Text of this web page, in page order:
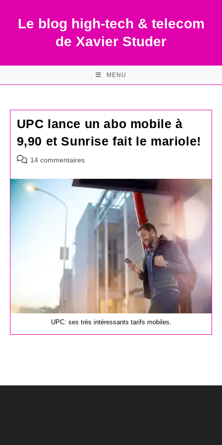
contentLe blog high-tech & telecom
de Xavier Studer
MENU
UPC lance un abo mobile à
9,90 et Sunrise fait le mariole!
Commentaires
la
publication :
14 commentaires
UPC: ses très intéressants tarifs mobiles.